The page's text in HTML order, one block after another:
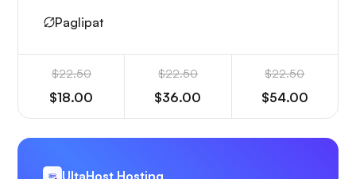
Paglipat
$22.50
$18.00
$22.50
$36.00
$22.50
$54.00